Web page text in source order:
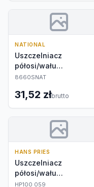
NATIONAL
Uszczelniacz
półosi/wału
napędowego
8660SNAT
31,52 złbrutto
HANS PRIES
Uszczelniacz
półosi/wału
napędowego
HP100 059